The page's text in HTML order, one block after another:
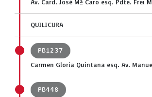
Av. Card. José Mª Caro esq. Pdte. Frei
QUILICURA
PB1237
Carmen Gloria Quintana esq. Av.
PB448